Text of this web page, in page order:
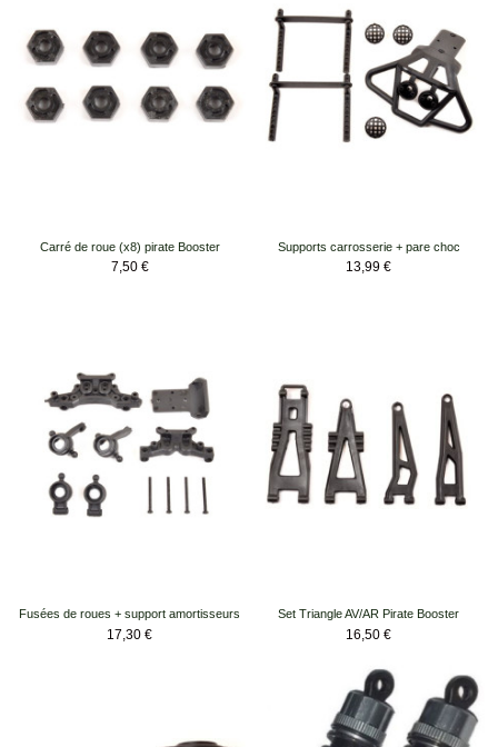
Carré de roue (x8) pirate Booster
Prix
7,50 €
Supports carrosserie + pare choc
Prix
13,99 €
Fusées de roues + support amortisseurs
Prix
17,30 €
Set Triangle AV/AR Pirate Booster
Prix
16,50 €